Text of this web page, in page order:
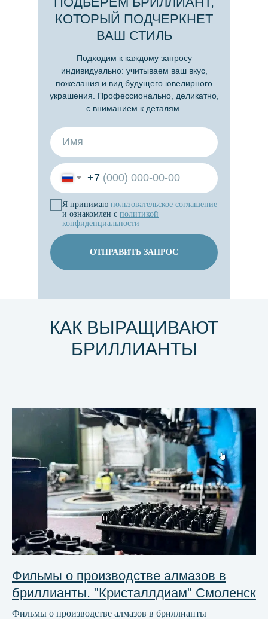
Подходим к каждому запросу
индивидуально: учитываем ваш вкус,
пожелания и вид будущего ювелирного
украшения. Профессионально, деликатно,
с вниманием к деталям.
КОТОРЫЙ ПОДЧЕРКНЕТ
ВАШ СТИЛЬ
+7
Я принимаю пользовательское соглашение
и ознакомлен с политикой
конфиденциальности
ОТПРАВИТЬ ЗАПРОС
КАК ВЫРАЩИВАЮТ
БРИЛЛИАНТЫ
Фильмы о производстве алмазов в
бриллианты. "Кристаллдиам" Смоленск
Фильмы о производстве алмазов в бриллианты